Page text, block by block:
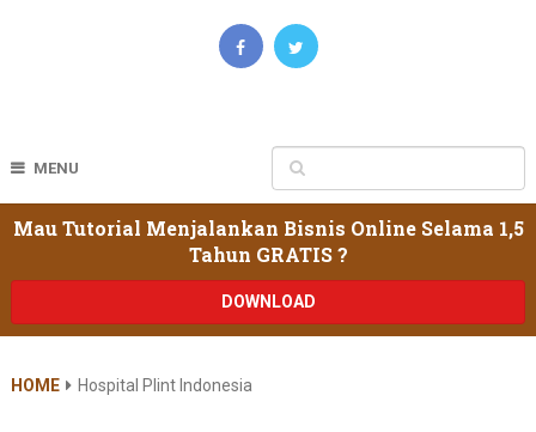
MENU
Mau Tutorial Menjalankan Bisnis Online Selama 1,5
Tahun GRATIS ?
DOWNLOAD
HOME Hospital Plint Indonesia